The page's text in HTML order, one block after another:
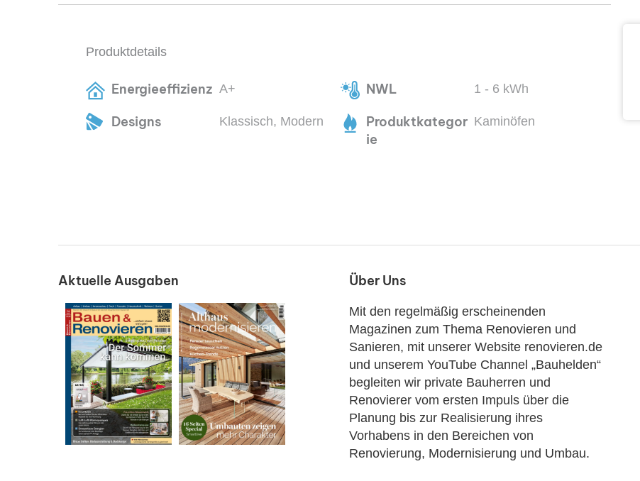
Produktdetails
Energieeffizienz A+ NWL 1 - 6 kWh
Designs Klassisch, Modern
Produktkategor
ie
Kaminöfen
Aktuelle Ausgaben Über Uns
Mit den regelmäßig erscheinenden
Magazinen zum Thema Renovieren und
Sanieren, mit unserer Website renovieren.de
und unserem YouTube Channel „Bauhelden“
begleiten wir private Bauherren und
Renovierer vom ersten Impuls über die
Planung bis zur Realisierung ihres
Vorhabens in den Bereichen von
Renovierung, Modernisierung und Umbau.